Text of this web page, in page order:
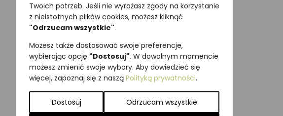
Twoich potrzeb. Jeśli nie wyrażasz zgody na korzystanie
z nieistotnych plików cookies, możesz kliknąć
"Odrzucam wszystkie".
Możesz także dostosować swoje preferencje,
wybierając opcję "Dostosuj". W dowolnym momencie
możesz zmienić swoje wybory. Aby dowiedzieć się
więcej, zapoznaj się z naszą Polityką prywatności.
Dostosuj Odrzucam wszystkie